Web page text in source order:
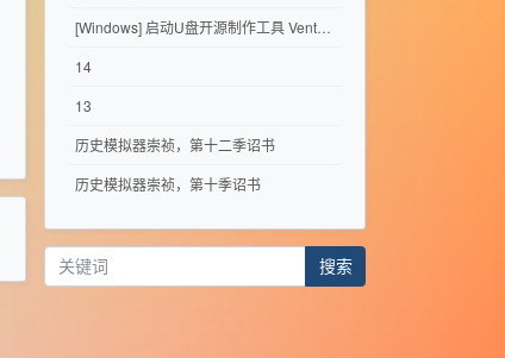
[Windows] 启动U盘开源制作工具 Ventoy 1.1.17
14
13
历史模拟器崇祯，第十二季诏书
历史模拟器崇祯，第十季诏书
搜索